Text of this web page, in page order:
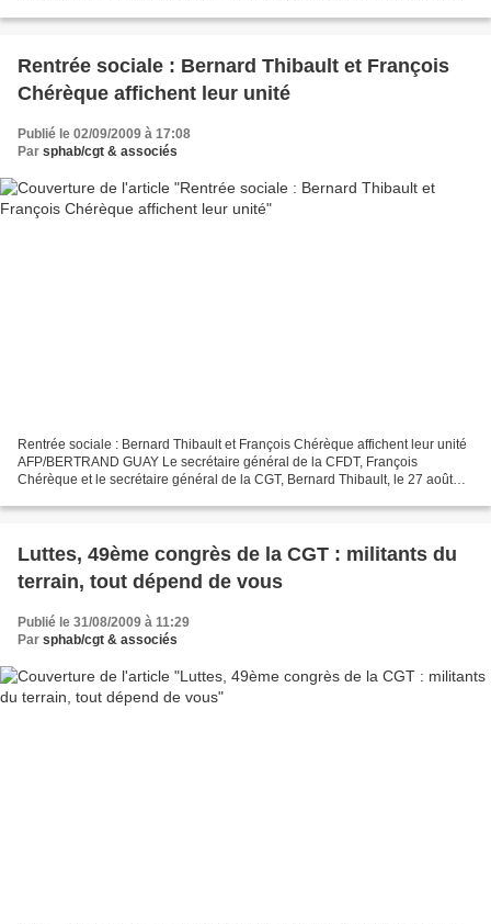
Rentrée sociale : Bernard Thibault et François
Chérèque affichent leur unité
Publié le 02/09/2009 à 17:08
Par sphab/cgt & associés
Rentrée sociale : Bernard Thibault et François Chérèque affichent leur unité
AFP/BERTRAND GUAY Le secrétaire général de la CFDT, François
Chérèque et le secrétaire général de la CGT, Bernard Thibault, le 27 août
Luttes, 49ème congrès de la CGT : militants du
terrain, tout dépend de vous
Publié le 31/08/2009 à 11:29
Par sphab/cgt & associés